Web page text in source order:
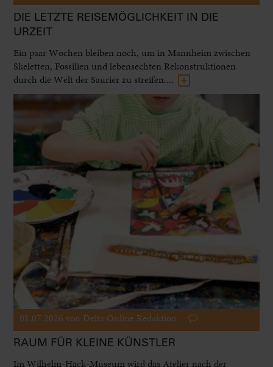
DIE LETZTE REISEMÖGLICHKEIT IN DIE
URZEIT
Ein paar Wochen bleiben noch, um in Mannheim zwischen
Skeletten, Fossilien und lebensechten Rekonstruktionen
durch die Welt der Saurier zu streifen....
01.07.2026 von Delta Online Redaktion
RAUM FÜR KLEINE KÜNSTLER
Im Wilhelm-Hack-Museum wird das Atelier nach der